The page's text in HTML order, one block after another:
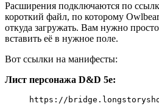
Расширения подключаются по
короткий файл, по которому
откуда загружать. Вам нужно
вставить её в нужное поле.
Вот ссылки на манифесты:
Лист персонажа D&D 5e:
https://